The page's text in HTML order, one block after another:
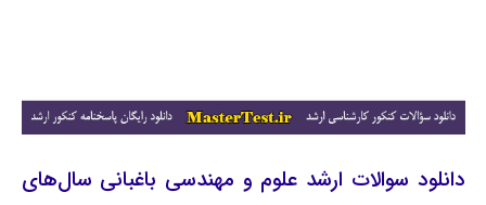
دانلود سوالات ارشد علوم و مهندسی باغبانی سال‌های